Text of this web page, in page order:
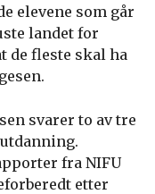
elevene som går
landet for
de fleste skal ha
svarer to av tre
fra NIFU
etter